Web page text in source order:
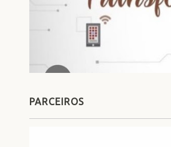
PARCEIROS